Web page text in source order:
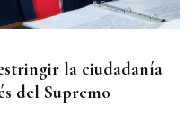
la ciudadanía
del Supremo